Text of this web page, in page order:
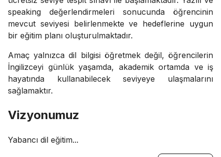
speaking değerlendirmeleri sonucunda öğrencinin
mevcut seviyesi belirlenmekte ve hedeflerine uygun
bir eğitim planı oluşturulmaktadır.
Amaç yalnızca dil bilgisi öğretmek değil, öğrencilerin
İngilizceyi günlük yaşamda, akademik ortamda ve iş
hayatında kullanabilecek seviyeye ulaşmalarını
sağlamaktır.
Vizyonumuz
Yabancı dil eğitim...